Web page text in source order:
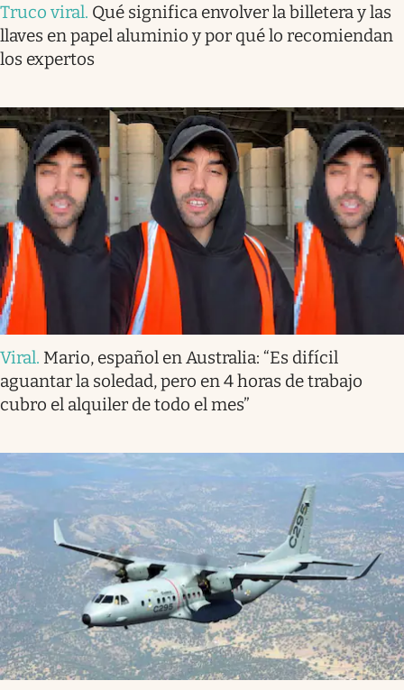
Truco viral. Qué significa envolver la billetera y las
llaves en papel aluminio y por qué lo recomiendan
los expertos
Viral. Mario, español en Australia: “Es difícil
aguantar la soledad, pero en 4 horas de trabajo
cubro el alquiler de todo el mes”